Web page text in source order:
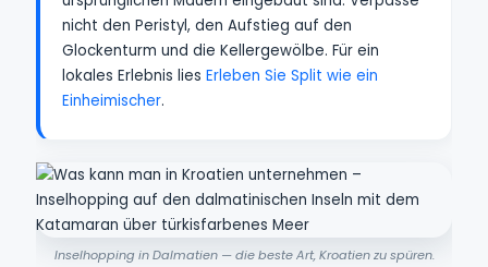
nicht den Peristyl, den Aufstieg auf den
Glockenturm und die Kellergewölbe. Für ein
lokales Erlebnis lies Erleben Sie Split wie ein
Einheimischer.
Inselhopping in Dalmatien — die beste Art, Kroatien zu spüren.